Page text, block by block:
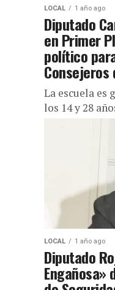
LOCAL 1 año ago
Diputado
en Primer
político
Consejeros
La escuela es
los 14 y 28
elecciones a
LOCAL 1 año ago
Diputado
Engañosa»